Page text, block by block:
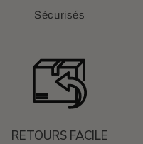
Sécurisés
RETOURS FACILE